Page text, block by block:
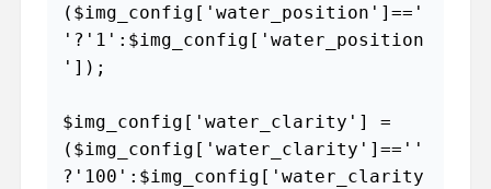
($img_config['water_position']=='
'?'1':$img_config['water_position
']);
$img_config['water_clarity'] =
($img_config['water_clarity']==''
?'100':$img_config['water_clarity